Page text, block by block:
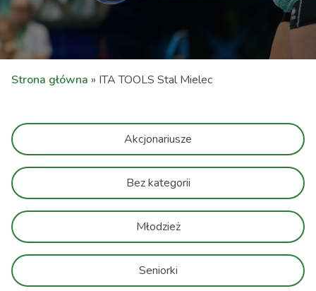
Strona główna » ITA TOOLS Stal Mielec
Akcjonariusze
Bez kategorii
Młodzież
Seniorki